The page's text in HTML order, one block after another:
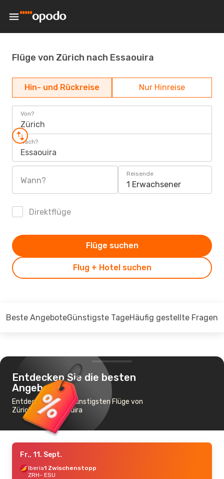
Flüge von Zürich nach Essaouira
Hin- und Rückreise Nur Hinreise
Von?
Zürich
Nach?
Essaouira
Wann?
Reisende
1 Erwachsener
Direktflüge
Flug + Hotel suchen
Flüge suchen
Beste AngeboteGünstigste TageHäufig gestellte Fragen
Entdecken Sie die besten
Angebote
Entdecken Sie die günstigsten Flüge von
Zürich nach Essaouira
Fr., 11. Sept.
Iberia1 Zwischenstopp
ZRH- ESU